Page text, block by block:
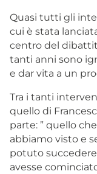
Quasi tutti gli
cui è stata
centro del
tanti anni sono
e dar vita a un
Tra i tanti
quello di
parte: ” quello
abbiamo visto e
potuto
avesse